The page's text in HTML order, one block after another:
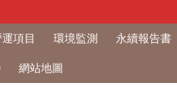
項目 環境監測 永續報告書
網站地圖